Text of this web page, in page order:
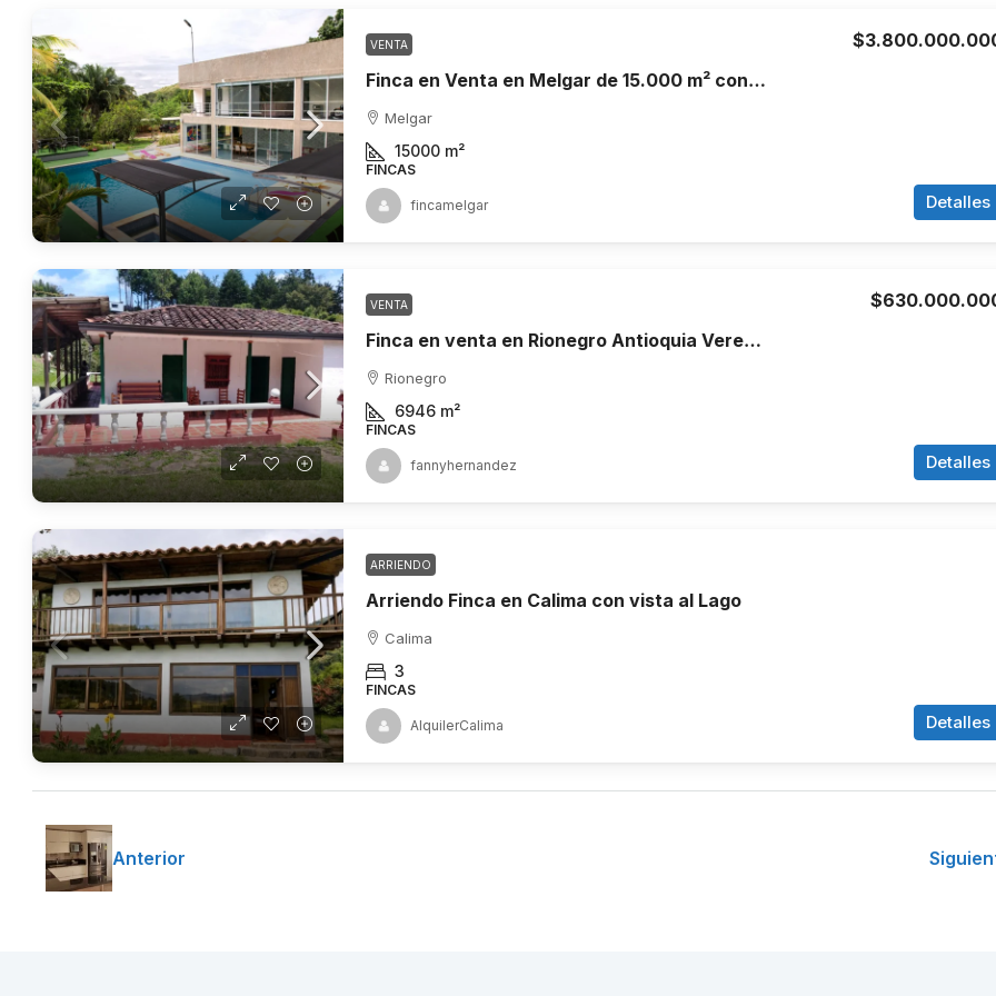
VENTA
Finca en Venta en Melgar de 15.000 m² con Piscina, 4 Cabañas y Excelente Potencial Turístico
Melgar
15000 m²
FINCAS
Detalles
fincamelgar
VENTA
Finca en venta en Rionegro Antioquia Vereda Abreo
Rionegro
6946 m²
FINCAS
Detalles
fannyhernandez
ARRIENDO
Arriendo Finca en Calima con vista al Lago
Calima
3
FINCAS
Detalles
AlquilerCalima
Anterior